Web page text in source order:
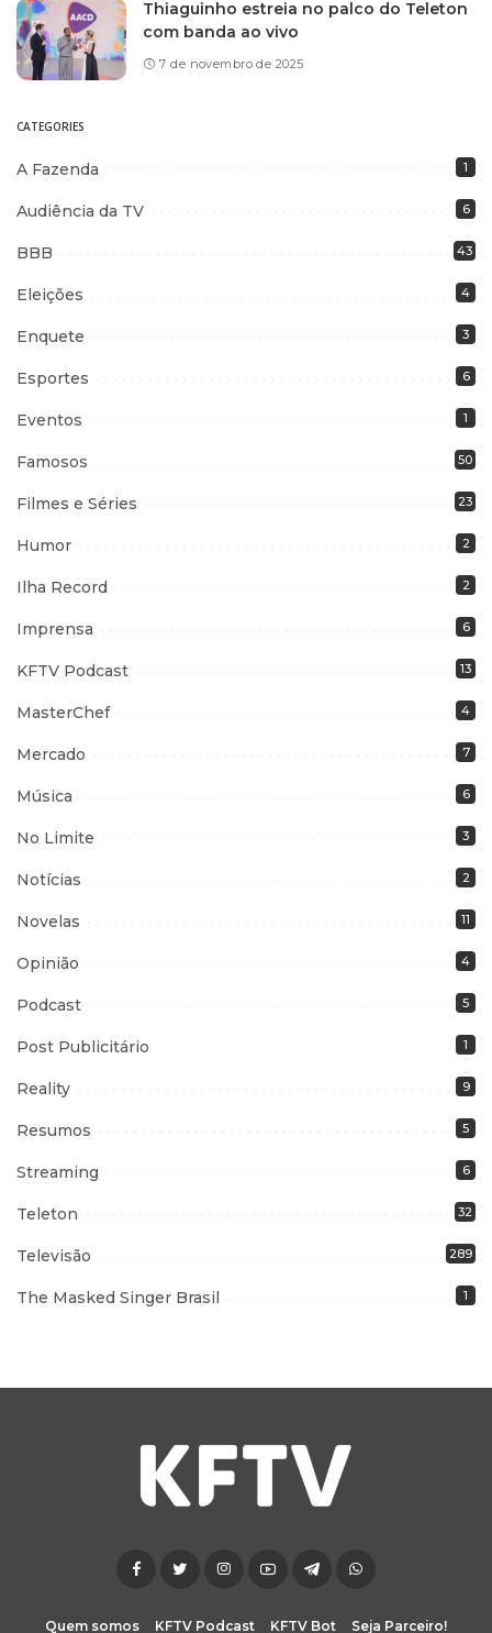
Thiaguinho estreia no palco do Teleton
com banda ao vivo
7 de novembro de 2025
CATEGORIES
A Fazenda 1
Audiência da TV 6
BBB 43
Eleições 4
Enquete 3
Esportes 6
Eventos 1
Famosos 50
Filmes e Séries 23
Humor 2
Ilha Record 2
Imprensa 6
KFTV Podcast 13
MasterChef 4
Mercado 7
Música 6
No Limite 3
Notícias 2
Novelas 11
Opinião 4
Podcast 5
Post Publicitário 1
Reality 9
Resumos 5
Streaming 6
Teleton 32
Televisão 289
The Masked Singer Brasil 1
Quem somos KFTV Podcast KFTV Bot Seja Parceiro!